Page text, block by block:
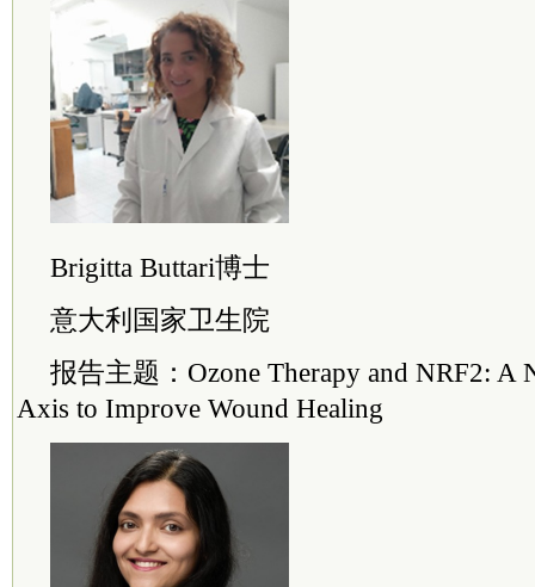
Brigitta Buttari博士
意大利国家卫生院
报告主题：Ozone Therapy and NRF2: A
Axis to Improve Wound Healing